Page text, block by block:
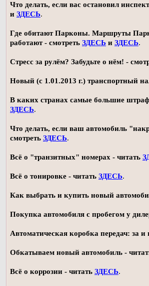
Что делать, если вас остановил
и ЗДЕСЬ.
Где обитают Парконы. Маршруты
работают - смотреть ЗДЕСЬ и ЗДЕСЬ.
Стресс за рулём? Забудьте о нём! -
Новый (с 1.01.2013 г.) транспортный
В каких странах самые большие
ЗДЕСЬ.
Что делать, если ваш автомобиль
смотреть ЗДЕСЬ.
Всё о "транзитных" номерах - читать
Всё о тонировке - читать ЗДЕСЬ.
Как выбрать и купить новый
Покупка автомобиля с пробегом у
Автоматическая коробка передач: за и
Обкатываем новый автомобиль -
Всё о коррозии - читать ЗДЕСЬ.